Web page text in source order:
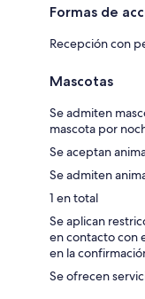
Formas de
Recepción con
Mascotas
Se admiten
mascota por
Se aceptan
Se admiten
1 en total
Se aplican
en contacto con
en la
Se ofrecen